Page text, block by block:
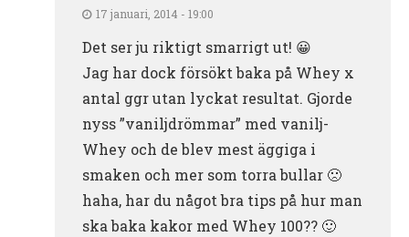
17 januari, 2014 - 19:00
Det ser ju riktigt smarrigt ut! 😀
Jag har dock försökt baka på Whey x
antal ggr utan lyckat resultat. Gjorde
nyss ”vaniljdrömmar” med vanilj-
Whey och de blev mest äggiga i
smaken och mer som torra bullar 🙁
haha, har du något bra tips på hur man
ska baka kakor med Whey 100?? 🙂